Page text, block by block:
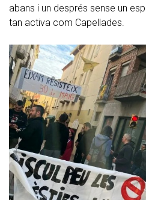
abans i un després sense un
tan activa com Capellades.